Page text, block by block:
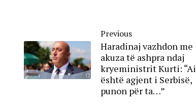
Previous
Haradinaj vazhdon me
akuza të ashpra ndaj
kryeministrit Kurti: “Ai
është agjent i Serbisë,
punon për ta…”